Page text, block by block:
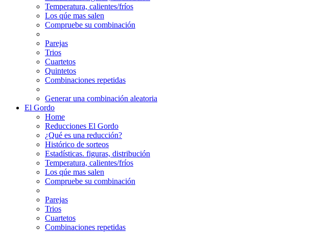
Temperatura, calientes/fríos
Los qúe mas salen
Compruebe su combinación
Parejas
Trios
Cuartetos
Quintetos
Combinaciones repetidas
Generar una combinación aleatoria
El Gordo
Home
Reducciones El Gordo
¿Qué es una reducción?
Histórico de sorteos
Estadísticas. figuras, distribución
Temperatura, calientes/fríos
Los qúe mas salen
Compruebe su combinación
Parejas
Trios
Cuartetos
Combinaciones repetidas